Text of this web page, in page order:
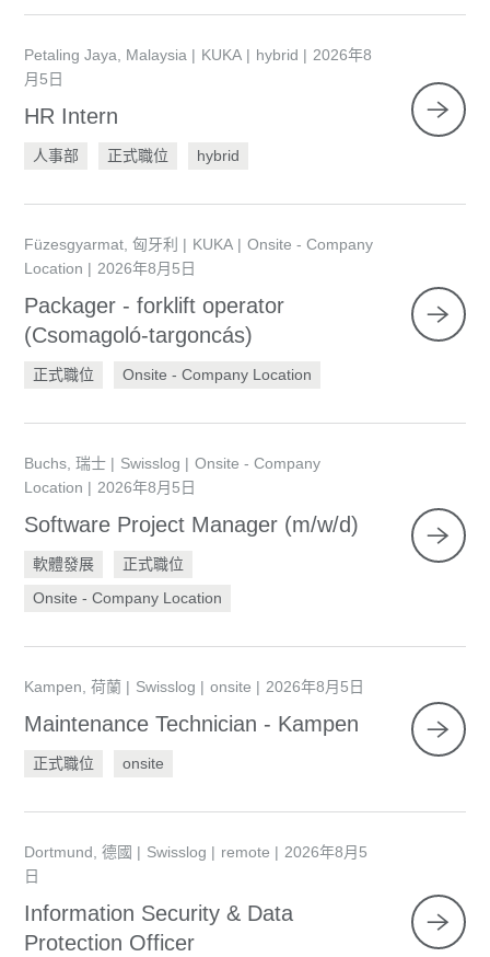
Petaling Jaya, Malaysia KUKA hybrid
2026年8
月5日
HR Intern
人事部 正式職位 hybrid
Füzesgyarmat, 匈牙利 KUKA
Onsite - Company
Location
2026年8月5日
Packager - forklift operator
(Csomagoló-targoncás)
正式職位 Onsite - Company Location
Buchs, 瑞士 Swisslog
Onsite - Company
Location
2026年8月5日
Software Project Manager (m/w/d)
軟體發展
正式職位
Onsite - Company Location
Kampen, 荷蘭 Swisslog onsite 2026年8月5日
Maintenance Technician - Kampen
正式職位 onsite
Dortmund, 德國 Swisslog remote
2026年8月5
日
Information Security & Data
Protection Officer